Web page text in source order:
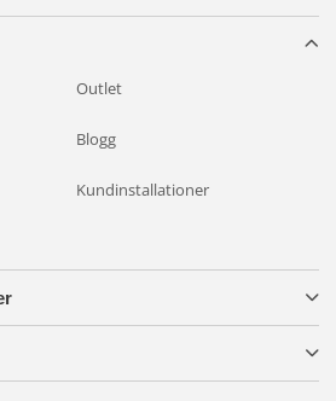
Outlet
Blogg
Kundinstallationer